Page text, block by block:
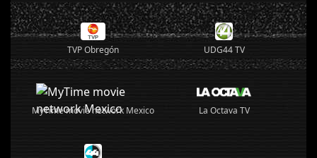
TVP Obregón UDG44 TV
MyTime movie network Mexico La Octava TV